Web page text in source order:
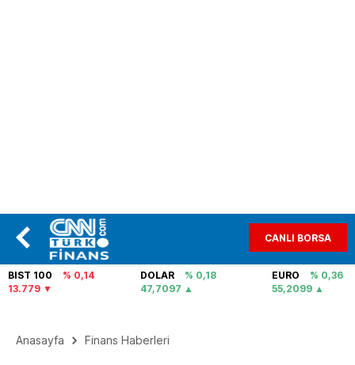
CANLI BORSA
BIST 100
% 0,14
13.779
DOLAR
% 0,18
47,7097
EURO
% 0,36
55,2099
Anasayfa Finans Haberleri